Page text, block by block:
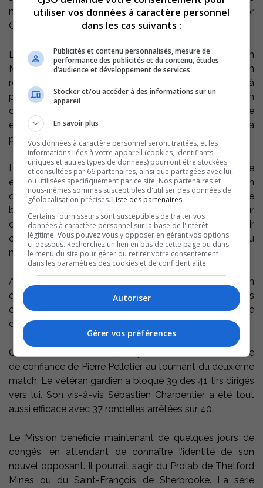
numérique, avec les aides de Wes Goldie et de Victor
Gervais.
Le Cousin a toutefois nivelé les chances à 3 :48. L’ancien
Mission, Greg Davis a déjoué Marcel Cousineau sur un
retour de lancé. Mais le Mission reprend les devants à
peine 19 secondes plus tard. Wes Goldie enregistre son
cinquième but des séries sur des aides d’Agostino Casale
et de David St-Pierre. Il s’agira alors du but gagnant de la
partie.
Le point tournant du match surviendra sans aucun doute
en toute fin de deuxième période. Le Mission écope d’un
double désavantage numérique, mais résiste
brillamment. Le compte demeure alors de 3-2 en faveur
des locaux après 40 minutes. Et ils réussiront à maintenir
cette mince avance jusqu’à la toute dernière seconde du
match.
Au troisième engagement, le Cousin a tenté tant bien
que mal, de créer l’impasse, mais le Mission a limité les
chances de marquer, tandis que Cousineau s’est chargé
du reste.
Ce dernier a démontré pourquoi il est devenu l’homme
de confiance de Pierre Pelletier au tournant du deuxième
match. Le vétéran gardien a bloqué 39 des 41 tirs dirigés
vers lui. Son vis-à-vis Sébastien Charpentier a été tout
aussi efficace avec 37 rondelles arrêtées sur 40.
Le Mission bénéficie maintenant de quelques jours de
congés, en attendant de connaître l’identité de son
nouvel opposant. Il pourrait s’agir du Prolab de Thetford
Mines ou du Saint-François de Sherbrooke. La série
utiliser vos données à caractère personnel
dans les cas suivants :
Publicités et contenu personnalisés, mesure de
performance des publicités et du contenu, études
d’audience et développement de services
Stocker et/ou accéder à des informations sur un
appareil
En savoir plus
Vos données à caractère personnel seront traitées, et les
informations liées à votre appareil (cookies, identifiants
uniques et autres types de données) pourront être stockées
et consultées par 66 partenaires, ainsi que partagées avec lui,
ou utilisées spécifiquement par ce site. Nos partenaires et
nous-mêmes sommes susceptibles d'utiliser des données de
géolocalisation précises. Liste des partenaires.
Certains fournisseurs sont susceptibles de traiter vos
données à caractère personnel sur la base de l'intérêt
légitime. Vous pouvez vous y opposer en gérant vos options
ci-dessous. Recherchez un lien en bas de cette page ou dans
le menu du site pour gérer ou retirer votre consentement
dans les paramètres des cookies et de confidentialité.
Autoriser
Gérer vos préférences